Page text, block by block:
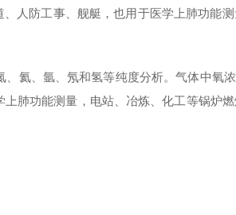
人防工事、舰艇，也用于医学上肺功能
氦、氩、氖和氢等纯度分析。气体中氧
肺功能测量，电站、冶炼、化工等锅炉